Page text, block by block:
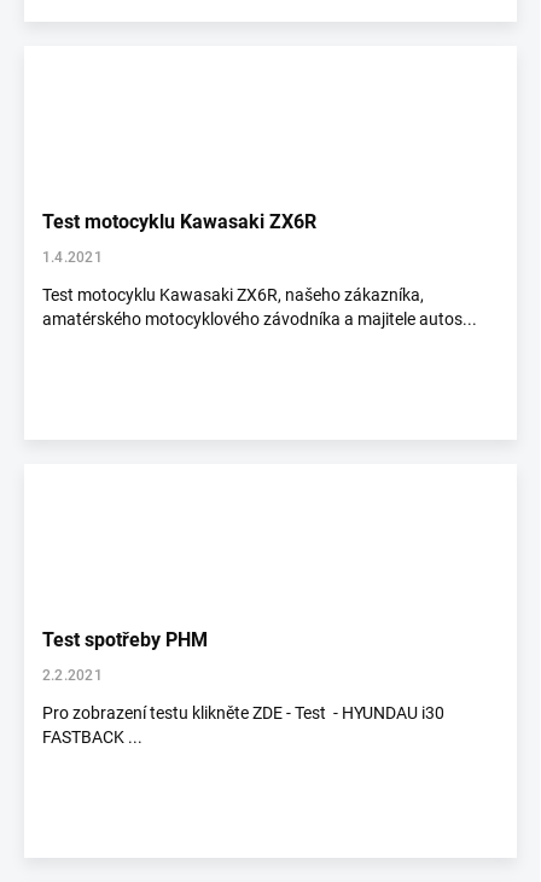
Test motocyklu Kawasaki ZX6R
1.4.2021
Test motocyklu Kawasaki ZX6R, našeho zákazníka,
amatérského motocyklového závodníka a majitele autos...
Test spotřeby PHM
2.2.2021
Pro zobrazení testu klikněte ZDE - Test - HYUNDAU i30
FASTBACK ...